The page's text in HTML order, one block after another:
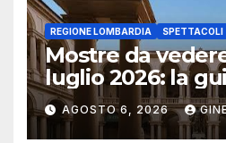
REGIONE LOMBARDIA SPETTACOLI
Mostre da
luglio 2026: la
aggiornata
AGOSTO 6, 2026